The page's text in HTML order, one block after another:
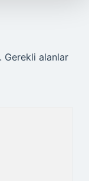
Gerekli alanlar